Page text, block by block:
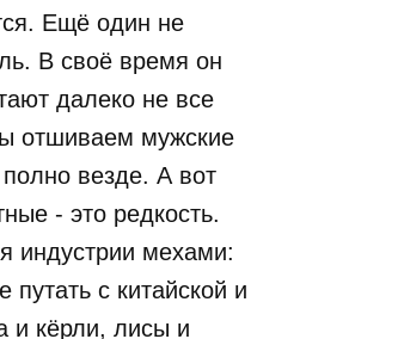
Ещё один не
В своё время он
далеко не все
отшиваем мужские
везде. А вот
- это редкость.
индустрии мехами:
с китайской и
и кёрли, лисы и